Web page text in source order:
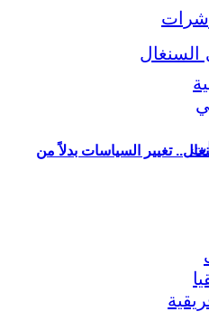
تغيير السياسات بدلاً من